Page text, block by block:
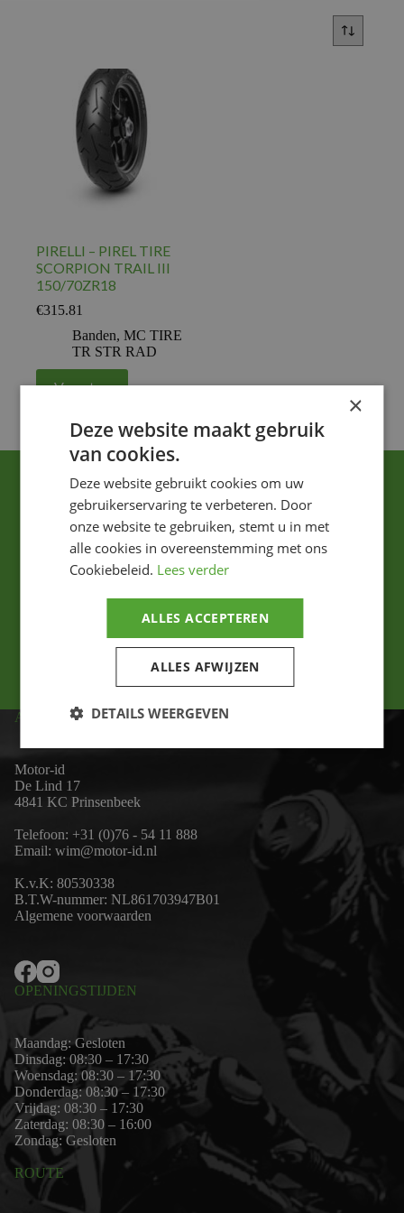
PIRELLI – PIREL TIRE
SCORPION TRAIL III
150/70ZR18
€315.81
Banden, MC TIRE
TR STR RAD
Voeg toe
ADRES
Motor-id
De Lind 17
4841 KC Prinsenbeek
Telefoon: +31 (0)76 - 54 11 888
Email: wim@motor-id.nl
K.v.K: 80530338
B.T.W-nummer: NL861703947B01
Algemene voorwaarden
OPENINGSTIJDEN
Maandag: Gesloten
Dinsdag: 08:30 – 17:30
Woensdag: 08:30 – 17:30
Donderdag: 08:30 – 17:30
Vrijdag: 08:30 – 17:30
Zaterdag: 08:30 – 16:00
Zondag: Gesloten
ROUTE
×
Deze website maakt gebruik
van cookies.
Deze website gebruikt cookies om uw
gebruikerservaring te verbeteren. Door
onze website te gebruiken, stemt u in met
alle cookies in overeenstemming met ons
Cookiebeleid. Lees verder
ALLES ACCEPTEREN
ALLES AFWIJZEN
DETAILS WEERGEVEN